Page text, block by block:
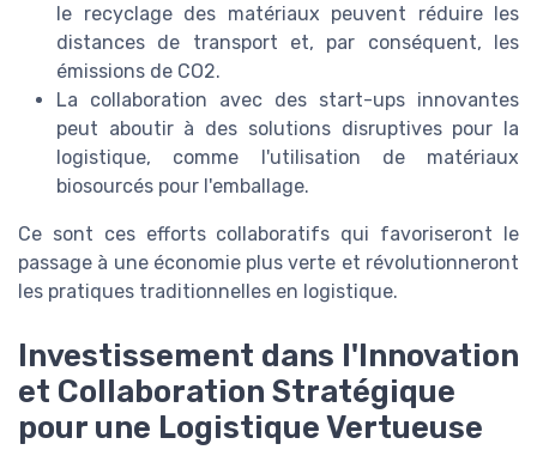
le recyclage des matériaux peuvent réduire les
distances de transport et, par conséquent, les
émissions de CO2.
La collaboration avec des start-ups innovantes
peut aboutir à des solutions disruptives pour la
logistique, comme l'utilisation de matériaux
biosourcés pour l'emballage.
Ce sont ces efforts collaboratifs qui favoriseront le
passage à une économie plus verte et révolutionneront
les pratiques traditionnelles en logistique.
Investissement dans l'Innovation
et Collaboration Stratégique
pour une Logistique Vertueuse